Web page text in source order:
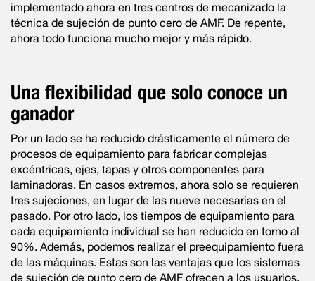
implementado ahora en tres centros de mecanizado la
técnica de sujeción de punto cero de AMF. De repente,
ahora todo funciona mucho mejor y más rápido.
Una flexibilidad que solo conoce un
ganador
Por un lado se ha reducido drásticamente el número de
procesos de equipamiento para fabricar complejas
excéntricas, ejes, tapas y otros componentes para
laminadoras. En casos extremos, ahora solo se requieren
tres sujeciones, en lugar de las nueve necesarias en el
pasado. Por otro lado, los tiempos de equipamiento para
cada equipamiento individual se han reducido en torno al
90%. Además, podemos realizar el preequipamiento fuera
de las máquinas. Estas son las ventajas que los sistemas
de sujeción de punto cero de AMF ofrecen a los usuarios.